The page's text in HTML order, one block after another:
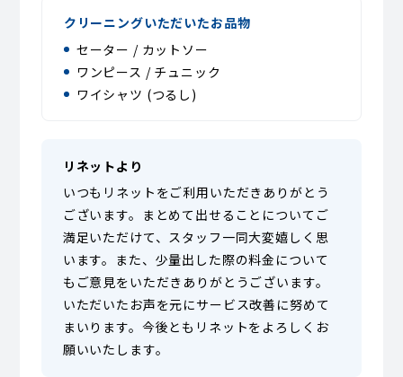
クリーニングいただいたお品物
セーター / カットソー
ワンピース / チュニック
ワイシャツ (つるし)
リネットより
いつもリネットをご利用いただきありがとう
ございます。まとめて出せることについてご
満足いただけて、スタッフ一同大変嬉しく思
います。また、少量出した際の料金について
もご意見をいただきありがとうございます。
いただいたお声を元にサービス改善に努めて
まいります。今後ともリネットをよろしくお
願いいたします。